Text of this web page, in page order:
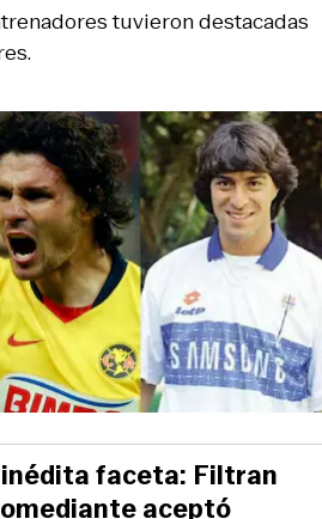
tuvieron destacadas
faceta: Filtran
aceptó